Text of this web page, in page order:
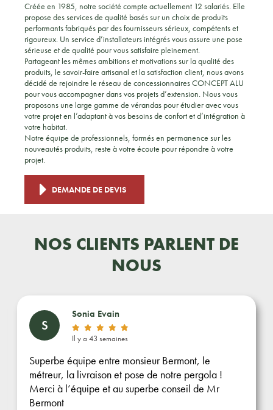
Créée en 1985, notre société compte actuellement 12 salariés. Elle
propose des services de qualité basés sur un choix de produits
performants fabriqués par des fournisseurs sérieux, compétents et
rigoureux. Un service d’installateurs intégrés vous assure une pose
sérieuse et de qualité pour vous satisfaire pleinement.
Partageant les mêmes ambitions et motivations sur la qualité des
produits, le savoir-faire artisanal et la satisfaction client, nous avons
décidé de rejoindre le réseau de concessionnaires CONCEPT ALU
pour vous accompagner dans vos projets d’extension. Nous vous
proposons une large gamme de vérandas pour étudier avec vous
votre projet en l’adaptant à vos besoins de confort et d’intégration à
votre habitat.
Notre équipe de professionnels, formés en permanence sur les
nouveautés produits, reste à votre écoute pour répondre à votre
projet.
DEMANDE DE DEVIS
NOS CLIENTS PARLENT DE
NOUS
S
Sonia Evain
Il y a 43 semaines
Superbe équipe entre monsieur Bermont, le
métreur, la livraison et pose de notre pergola !
Merci à l’équipe et au superbe conseil de Mr
Bermont